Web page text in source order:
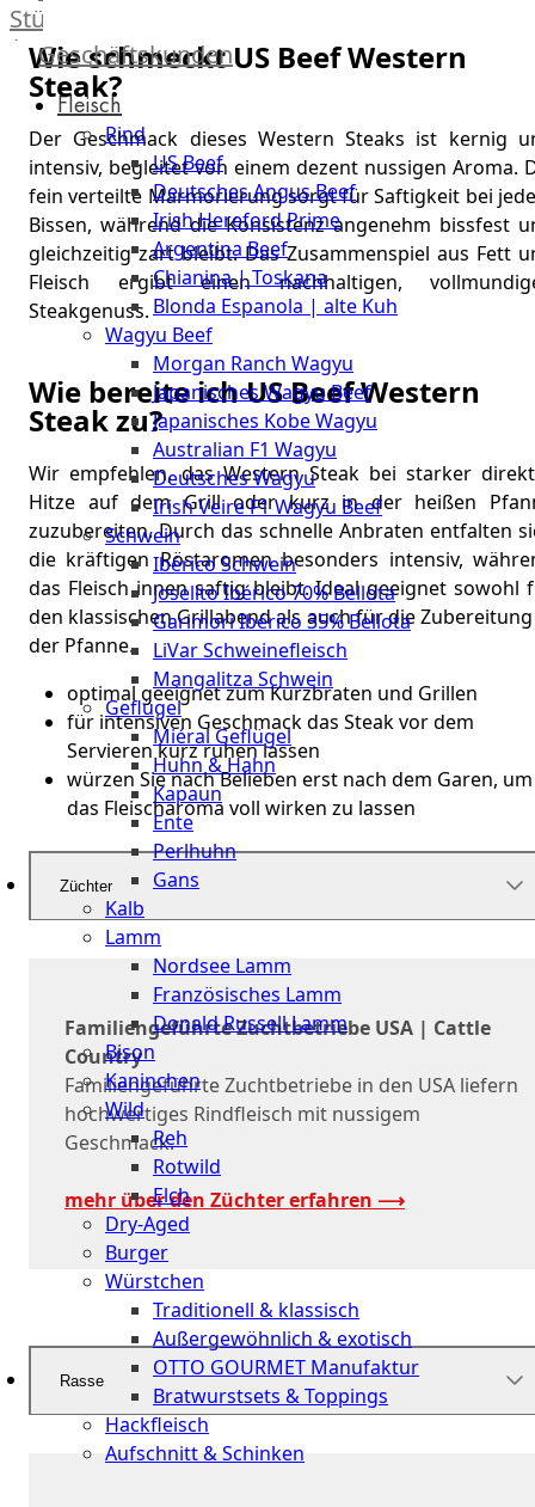
Stüttgen
|
Düsseldorf
The
Meat
Club
Stuttgart
Geschäftskunden
Fleisch
Rind
US Beef
Deutsches Angus Beef
Irish Hereford Prime
Argentina Beef
Chianina | Toskana
Blonda Espanola | alte Kuh
Wagyu Beef
Morgan Ranch Wagyu
Japanisches Wagyu Beef
Japanisches Kobe Wagyu
Australian F1 Wagyu
Deutsches Wagyu
Irish Veire F1 Wagyu Beef
Schwein
Ibérico Schwein
Joselito Ibérico 70% Bellota
Garimori Ibérico 35% Bellota
LiVar Schweinefleisch
Mangalitza Schwein
Geflügel
Miéral Geflügel
Huhn & Hahn
Kapaun
Ente
Perlhuhn
Gans
Kalb
Lamm
Nordsee Lamm
Französisches Lamm
Donald Russell Lamm
Bison
Kaninchen
Wild
Reh
Rotwild
Elch
Dry-Aged
Burger
Würstchen
Traditionell & klassisch
Außergewöhnlich & exotisch
OTTO GOURMET Manufaktur
Bratwurstsets & Toppings
Hackfleisch
Aufschnitt & Schinken
Wie schmeckt US Beef Western
Steak?
Der Geschmack dieses Western Steaks ist kernig
intensiv, begleitet von einem dezent nussigen Aroma.
fein verteilte Marmorierung sorgt für Saftigkeit bei
Bissen, während die Konsistenz angenehm bissfest
gleichzeitig zart bleibt. Das Zusammenspiel aus Fett
Fleisch ergibt einen nachhaltigen,
Steakgenuss.
Wie bereite ich US Beef Western
Steak zu?
Wir empfehlen, das Western Steak bei starker
Hitze auf dem Grill oder kurz in der heißen
zuzubereiten. Durch das schnelle Anbraten entfalten
die kräftigen Röstaromen besonders intensiv,
das Fleisch innen saftig bleibt. Ideal geeignet sowohl
den klassischen Grillabend als auch für die
der Pfanne.
optimal geeignet zum Kurzbraten und Grillen
für intensiven Geschmack das Steak vor dem
Servieren kurz ruhen lassen
würzen Sie nach Belieben erst nach dem Garen, um
das Fleischaroma voll wirken zu lassen
Züchter
Familiengeführte Zuchtbetriebe USA | Cattle
Country
Familiengeführte Zuchtbetriebe in den USA liefern
hochwertiges Rindfleisch mit nussigem
Geschmack.
mehr über den Züchter erfahren ⟶
Rasse